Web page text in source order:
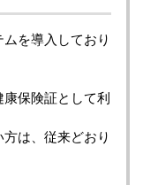
を導入しており
保険証として利
方は、従来どおり